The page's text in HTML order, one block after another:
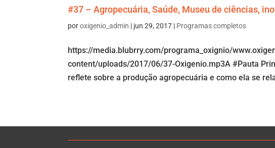
#37 – Agropecuária, Saúde, Museu de ciências,
poroxigenio_admin | jun 29, 2017 | Programas completos
https://media.blubrry.com/programa_oxignio/
content/uploads/2017/06/37-Oxigenio.mp3A #Pauta
reflete sobre a produção agropecuária e como ela se